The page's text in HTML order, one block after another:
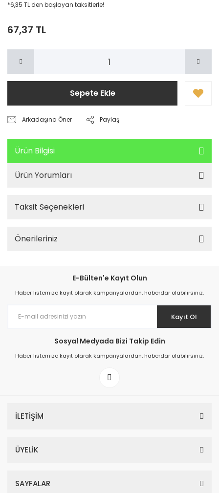
*6,35 TL den başlayan taksitlerle!
67,37 TL
Sepete Ekle
Arkadaşına Öner Paylaş
Ürün Bilgisi
Ürün Yorumları
Taksit Seçenekleri
Önerileriniz
E-Bülten'e Kayıt Olun
Haber listemize kayıt olarak kampanyalardan, haberdar olabilirsiniz.
Kayıt Ol
Sosyal Medyada Bizi Takip Edin
Haber listemize kayıt olarak kampanyalardan, haberdar olabilirsiniz.
İLETİŞİM
ÜYELİK
SAYFALAR